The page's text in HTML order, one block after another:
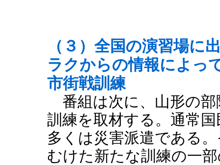
（３）全国の演習場に
ラクからの情報によっ
市街戦訓練
番組は次に、山形の部
訓練を取材する。通常
多くは災害派遣である
むけた新たな訓練の一